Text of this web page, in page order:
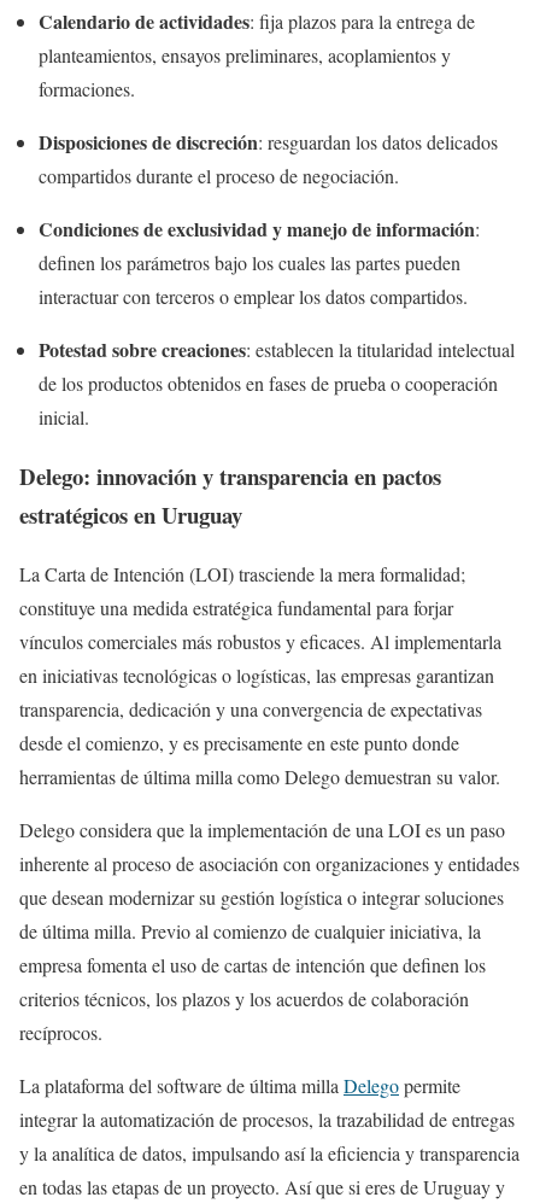
Calendario de actividades: fija plazos para la entrega de
planteamientos, ensayos preliminares, acoplamientos y
formaciones.
Disposiciones de discreción: resguardan los datos delicados
compartidos durante el proceso de negociación.
Condiciones de exclusividad y manejo de información:
definen los parámetros bajo los cuales las partes pueden
interactuar con terceros o emplear los datos compartidos.
Potestad sobre creaciones: establecen la titularidad intelectual
de los productos obtenidos en fases de prueba o cooperación
inicial.
Delego: innovación y transparencia en pactos
estratégicos en Uruguay
La Carta de Intención (LOI) trasciende la mera formalidad;
constituye una medida estratégica fundamental para forjar
vínculos comerciales más robustos y eficaces. Al implementarla
en iniciativas tecnológicas o logísticas, las empresas garantizan
transparencia, dedicación y una convergencia de expectativas
desde el comienzo, y es precisamente en este punto donde
herramientas de última milla como Delego demuestran su valor.
Delego considera que la implementación de una LOI es un paso
inherente al proceso de asociación con organizaciones y entidades
que desean modernizar su gestión logística o integrar soluciones
de última milla. Previo al comienzo de cualquier iniciativa, la
empresa fomenta el uso de cartas de intención que definen los
criterios técnicos, los plazos y los acuerdos de colaboración
recíprocos.
La plataforma del software de última milla Delegopermite
integrar la automatización de procesos, la trazabilidad de entregas
y la analítica de datos, impulsando así la eficiencia y transparencia
en todas las etapas de un proyecto. Así que si eres de Uruguay y